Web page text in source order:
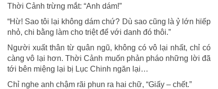
thiênhậu
ca
hát
Thời Cảnh trừng mắt: “Anh dám!”
“Hừ! Sao tôi lại không dám chứ? Dù sao cũng là ỷ lớn hϊếp
nhỏ, chi bằng làm cho triệt để với danh đó thôi.”
Người xuất thân từ quân ngũ, không có vô lại nhất, chỉ có
càng vô lại hơn. Thời Cảnh muốn phản pháo những lời đã
tới bên miệng lại bị Lục Chinh ngăn lại…
Chỉ nghe anh chậm rãi phun ra hai chữ, “Giấy – chết.”